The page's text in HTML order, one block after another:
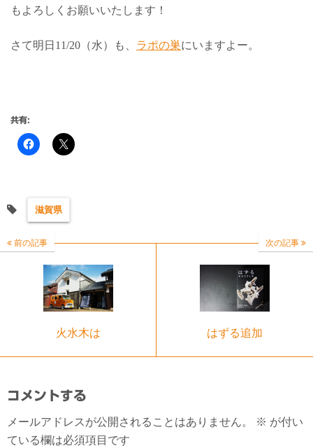
もよろしくお願いいたします！
さて明日11/20（水）も、 ラポの巣にいますよー。
共有:
滋賀県
前の記事
火水木は
次の記事
はずる追加
コメントする
メールアドレスが公開されることはありません。 ※ が付い
ている欄は必須項目です